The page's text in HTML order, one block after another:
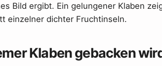
Bild ergibt. Ein gelungener Klaben
einzelner dichter Fruchtinseln.
Klaben gebacken